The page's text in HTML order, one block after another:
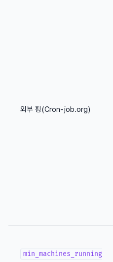
외부 핑(Cron-job.org)
min_machines_running